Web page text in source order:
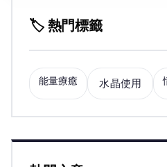
🏷️ 熱門標籤
能量療癒 水晶使用